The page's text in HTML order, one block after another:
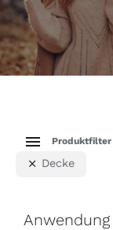
Produktfilter
Decke
Anwendung